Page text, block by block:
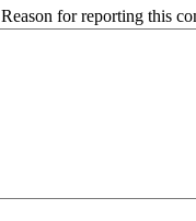
Reason for reporting this